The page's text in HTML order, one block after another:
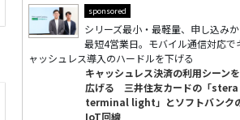
sponsored
シリーズ最小・最軽量、申し込みか
最短4営業日。モバイル通信対応で
ャッシュレス導入のハードルを下げる
キャッシュレス決済の利用シーンを
広げる 三井住友カードの「stera
terminal light」とソフトバンク
IoT回線